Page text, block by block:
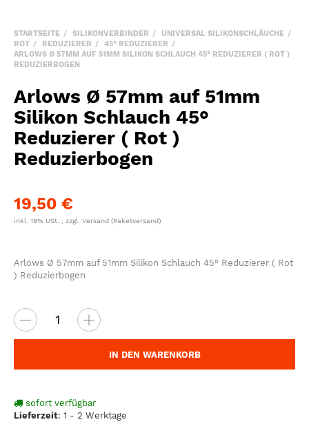
STARTSEITE SILIKONVERBINDER
UNIVERSAL SILIKONSCHLÄUCHE
ROT
REDUZIERER
45° REDUZIERER
ARLOWS Ø 57MM AUF 51MM SILIKON SCHLAUCH 45° REDUZIERER ( ROT )
REDUZIERBOGEN
Arlows Ø 57mm auf 51mm
Silikon Schlauch 45°
Reduzierer ( Rot )
Reduzierbogen
19,50 €
inkl. 19% USt. , zzgl. Versand (Paketversand)
Arlows Ø 57mm auf 51mm Silikon Schlauch 45° Reduzierer ( Rot
) Reduzierbogen
IN DEN WARENKORB
sofort verfügbar
Lieferzeit: 1 - 2 Werktage